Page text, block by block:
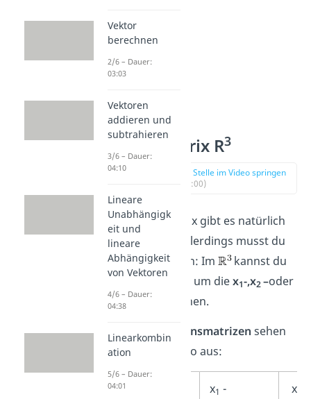
Drehmatrix R3
zur Stelle im Video springen
(02:00)
Die Drehmatrix gibt es natürlich
auch im
. Allerdings musst du
hier aufpassen: Im
kannst du
deinen Vektor um diex1-,x2–oder
x3 -Achse
drehen.
Deine
Rotationsmatrizen sehen
dann jeweils so aus:
x1 -
x2
Vektor
berechnen
2/6 – Dauer:
03:03
Vektoren
addieren und
subtrahieren
3/6 – Dauer:
04:10
Lineare
Unabhängigk
eit und
lineare
Abhängigkeit
von Vektoren
4/6 – Dauer:
04:38
Linearkombin
ation
5/6 – Dauer:
04:01